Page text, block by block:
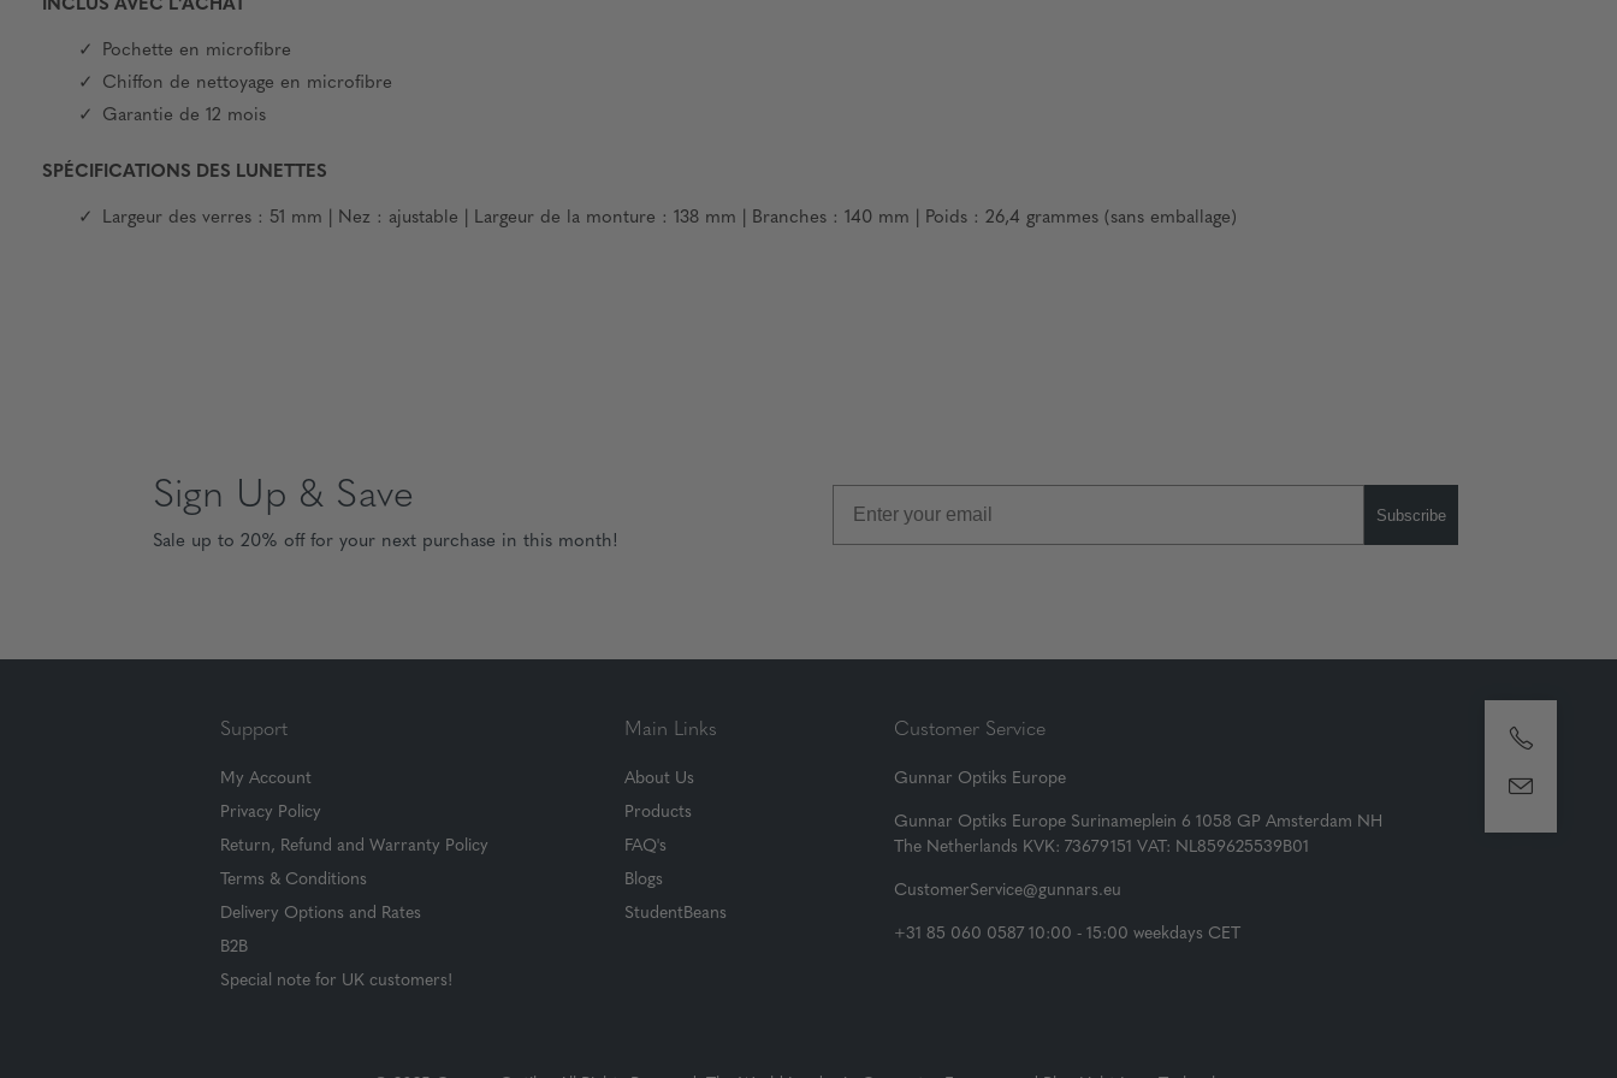
INCLUS AVEC L'ACHAT
Pochette en microfibre
Chiffon de nettoyage en microfibre
Garantie de 12 mois
SPÉCIFICATIONS DES LUNETTES
Largeur des verres : 51 mm | Nez : ajustable | Largeur de la monture : 138 mm | Branches : 140 mm | Poids : 26,4 grammes (sans emballage)
Sign Up & Save
Sale up to 20% off for your next purchase in this month!
Subscribe
Support
My Account
Privacy Policy
Return, Refund and Warranty Policy
Terms & Conditions
Delivery Options and Rates
B2B
Special note for UK customers!
Main Links
About Us
Products
FAQ's
Blogs
StudentBeans
Customer Service
Gunnar Optiks Europe
Gunnar Optiks Europe Surinameplein 6 1058 GP Amsterdam NH
The Netherlands KVK: 73679151 VAT: NL859625539B01
CustomerService@gunnars.eu
+31 85 060 0587 10:00 - 15:00 weekdays CET